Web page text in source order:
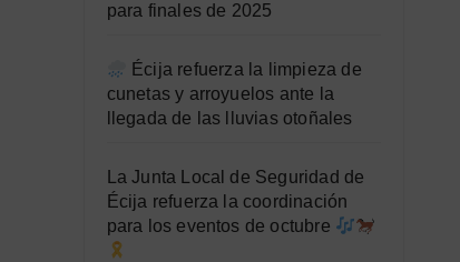
para finales de 2025
Écija refuerza la limpieza de
cunetas y arroyuelos ante la
llegada de las lluvias otoñales
La Junta Local de Seguridad de
Écija refuerza la coordinación
para los eventos de octubre